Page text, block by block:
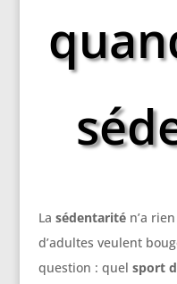
La sédentaritén’a
d’adultes veulent
question : quel sport